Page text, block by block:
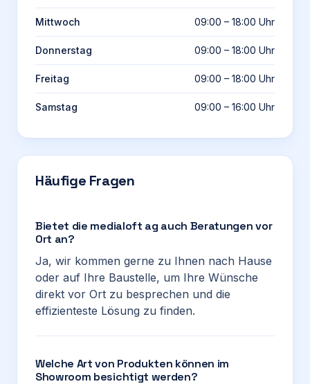
Mittwoch 09:00 – 18:00 Uhr
Donnerstag 09:00 – 18:00 Uhr
Freitag 09:00 – 18:00 Uhr
Samstag 09:00 – 16:00 Uhr
Häufige Fragen
Bietet die medialoft ag auch Beratungen vor
Ort an?
Ja, wir kommen gerne zu Ihnen nach Hause
oder auf Ihre Baustelle, um Ihre Wünsche
direkt vor Ort zu besprechen und die
effizienteste Lösung zu finden.
Welche Art von Produkten können im
Showroom besichtigt werden?